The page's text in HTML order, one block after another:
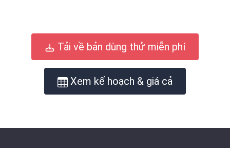
Tải về bản dùng thử miễn phí
Xem kế hoạch & giá cả